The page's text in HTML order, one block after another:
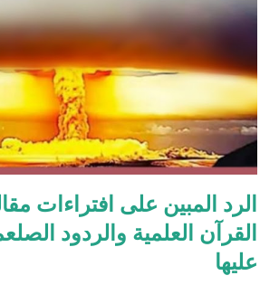
الرد المبين على افتراءات
القرآن العلمية والردود
عليها